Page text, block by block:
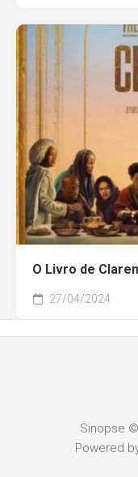
O Livro de
27/04/2024
Sinopse ©
Powered